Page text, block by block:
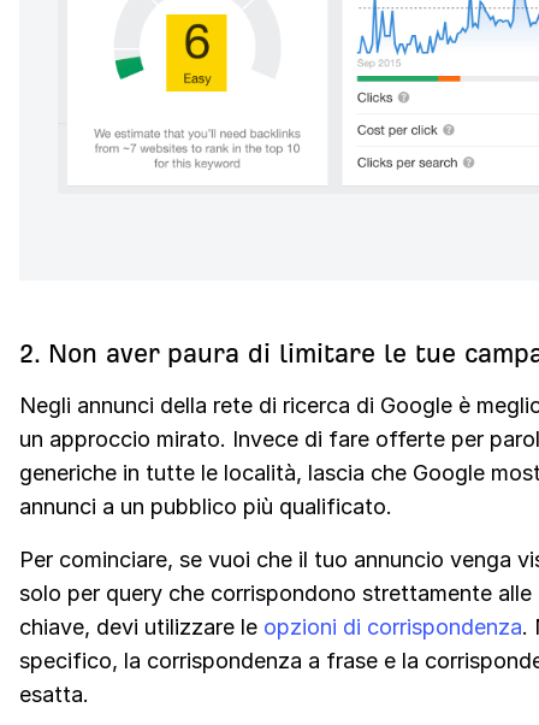
2. Non aver paura di limitare le tue
Negli annunci della rete di ricerca di Google è
un approccio mirato. Invece di fare offerte per
generiche in tutte le località, lascia che Google
annunci a un pubblico più qualificato.
Per cominciare, se vuoi che il tuo annuncio venga
solo per query che corrispondono strettamente alle
chiave, devi utilizzare le opzioni di corrispondenza.
specifico, la corrispondenza a frase e la
esatta.